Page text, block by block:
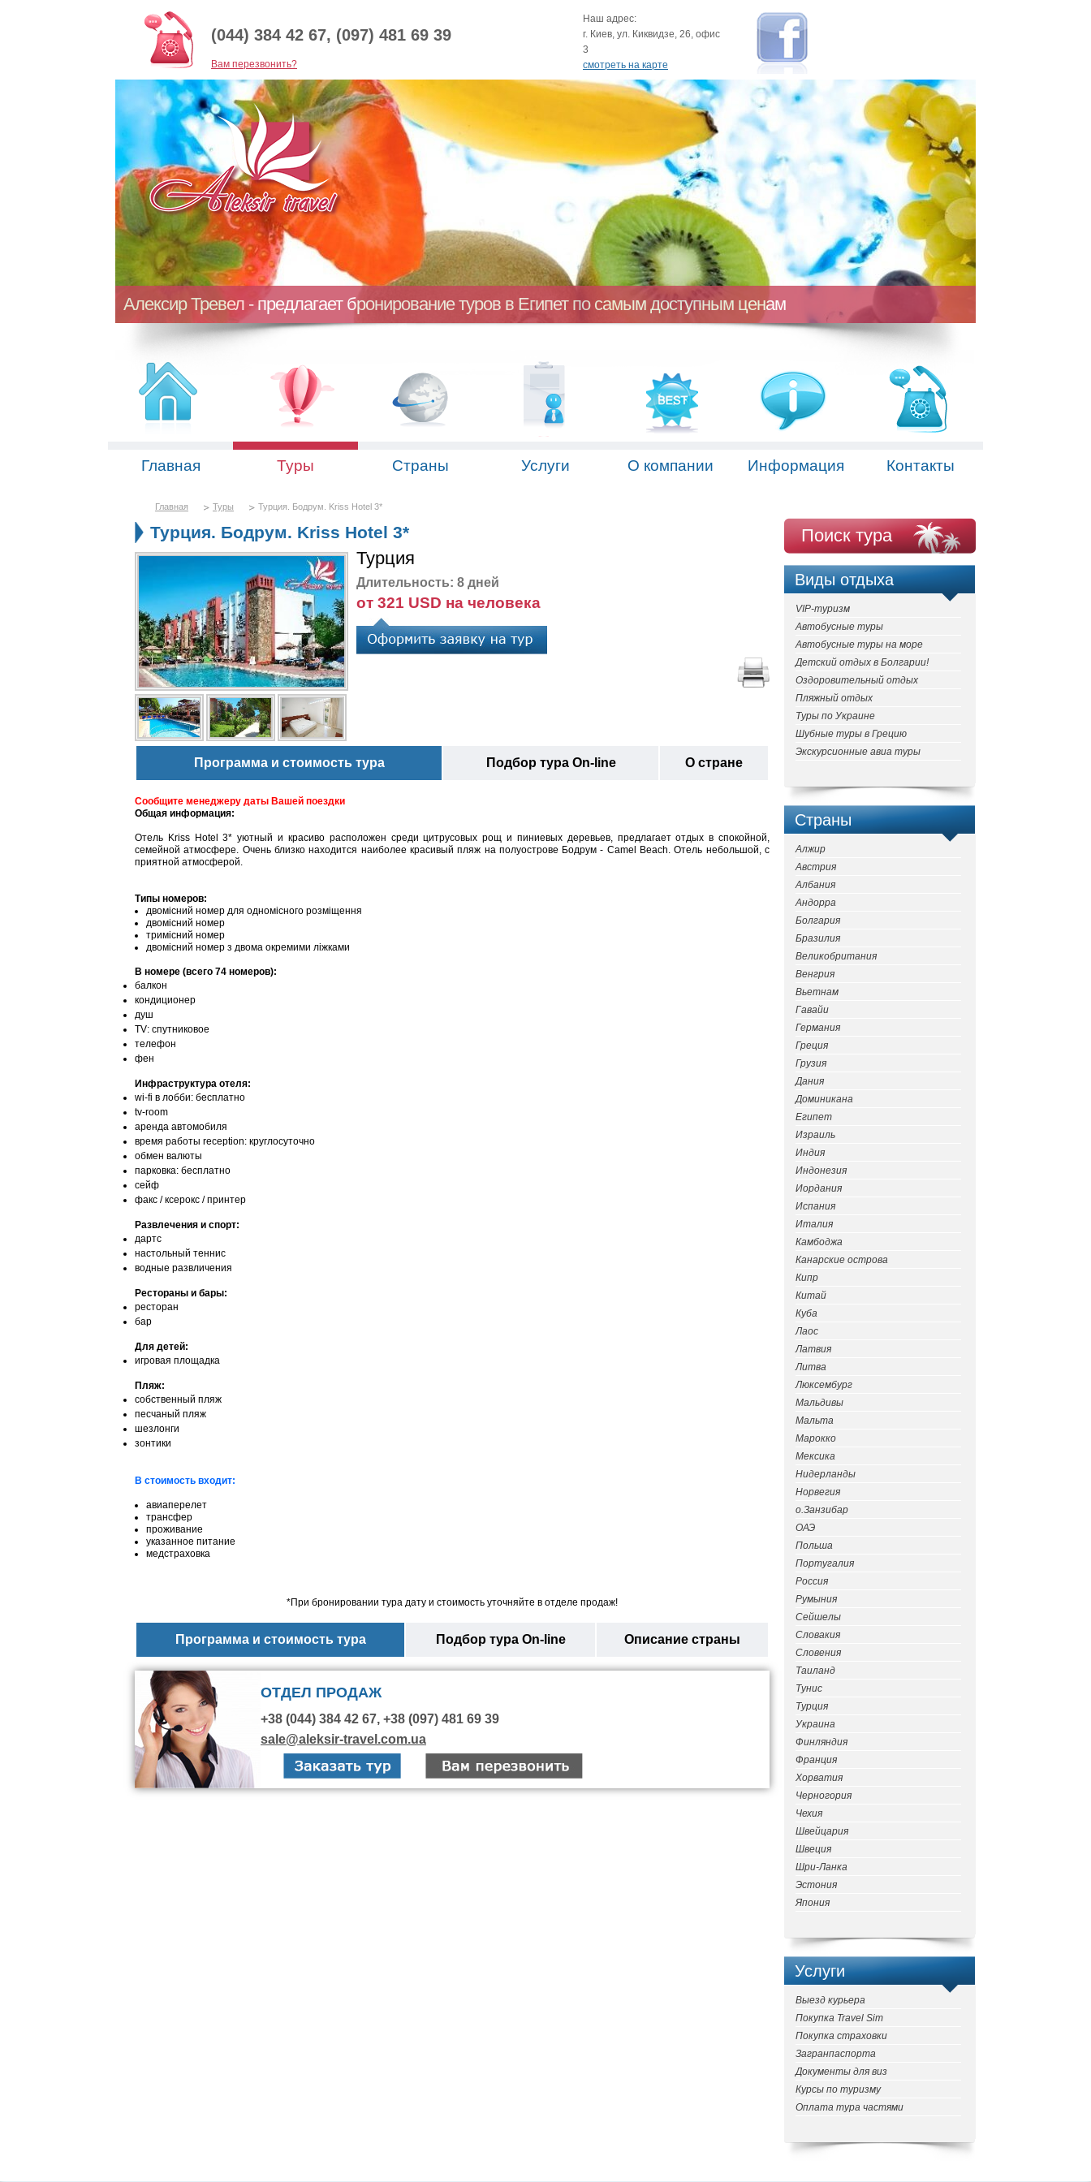
(044) 384 42 67, (097) 481 69 39
Baм перезвонить?
Наш адрес:
г. Киев, ул. Киквидзе, 26, офис
3
смотреть на карте
Алексир Тревел - предлагает бронирование туров в Египет по самым доступным ценам
Главная Туры Страны Услуги О компании Информация Контакты
Главная Туры Турция. Бодрум. Kriss Hotel 3*
Турция. Бодрум. Kriss Hotel 3*
Турция
Длительность: 8 дней
от 321 USD на человека
Программа и стоимость тура Подбор тура On-line О стране
Сообщите менеджеру даты Вашей поездки
Общая информация:
Отель Kriss Hotel 3* уютный и красиво расположен среди цитрусовых рощ и пиниевых деревьев, предлагает отдых в спокойной,
семейной атмосфере. Очень близко находится наиболее красивый пляж на полуострове Бодрум - Camel Beach. Отель небольшой, с
приятной атмосферой.
Типы номеров:
двомісний номер для одномісного розміщення
двомісний номер
тримісний номер
двомісний номер з двома окремими ліжками
В номере (всего 74 номеров):
балкон
кондиционер
душ
TV: спутниковое
телефон
фен
Инфраструктура отеля:
wi-fi в лобби: бесплатно
tv-room
аренда автомобиля
время работы reception: круглосуточно
обмен валюты
парковка: бесплатно
сейф
факс / ксерокс / принтер
Развлечения и спорт:
дартс
настольный теннис
водные развличения
Рестораны и бары:
ресторан
бар
Для детей:
игровая площадка
Пляж:
собственный пляж
песчаный пляж
шезлонги
зонтики
В стоимость входит:
авиаперелет
трансфер
проживание
указанное питание
медстраховка
*При бронировании тура дату и стоимость уточняйте в отделе продаж!
Программа и стоимость тура Подбор тура On-line Описание страны
ОТДЕЛ ПРОДАЖ
+38 (044) 384 42 67, +38 (097) 481 69 39
sale@aleksir-travel.com.ua
Поиск тура
Виды отдыха
VIP-туризм
Автобусные туры
Автобусные туры на море
Детский отдых в Болгарии!
Оздоровительный отдых
Пляжный отдых
Туры по Украине
Шубные туры в Грецию
Экскурсионные авиа туры
Страны
Алжир
Австрия
Албания
Андорра
Болгария
Бразилия
Великобритания
Венгрия
Вьетнам
Гавайи
Германия
Греция
Грузия
Дания
Доминикана
Египет
Израиль
Индия
Индонезия
Иордания
Испания
Италия
Камбоджа
Канарские острова
Кипр
Китай
Куба
Лаос
Латвия
Литва
Люксембург
Мальдивы
Мальта
Марокко
Мексика
Нидерланды
Норвегия
о.Занзибар
ОАЭ
Польша
Португалия
Россия
Румыния
Сейшелы
Словакия
Словения
Таиланд
Тунис
Турция
Украина
Финляндия
Франция
Хорватия
Черногория
Чехия
Швейцария
Швеция
Шри-Ланка
Эстония
Япония
Услуги
Выезд курьера
Покупка Travel Sim
Покупка страховки
Загранпаспорта
Документы для виз
Курсы по туризму
Оплата тура частями